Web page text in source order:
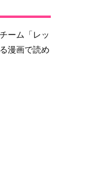
ーム「レッ
漫画で読め